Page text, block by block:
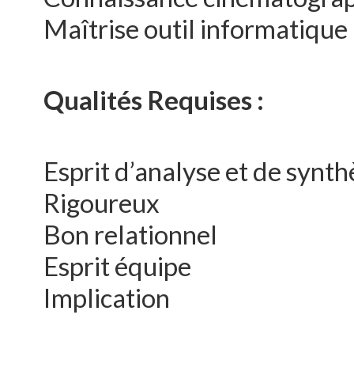
Maîtrise outil informatique
Qualités Requises :
Esprit d’analyse et de
Rigoureux
Bon relationnel
Esprit équipe
Implication